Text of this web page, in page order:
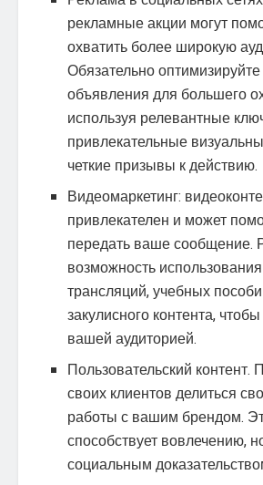
рекламные акции могут
охватить более широкую
Обязательно
объявления для большего
используя релевантные
привлекательные
четкие призывы к действию.
Видеомаркетинг:
привлекателен и может
передать ваше сообщение.
возможность
трансляций, учебных
закулисного контента,
вашей аудиторией.
Пользовательский контент.
своих клиентов делиться
работы с вашим брендом.
способствует вовлечению,
социальным